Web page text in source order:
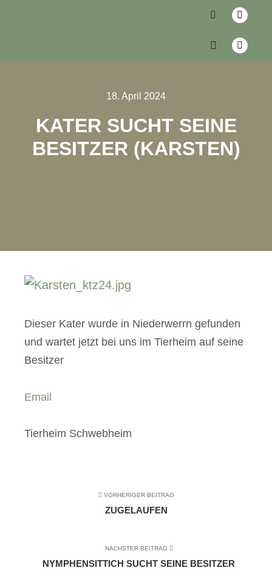
18. April 2024
KATER SUCHT SEINE
BESITZER (KARSTEN)
Dieser Kater wurde in Niederwerrn gefunden
und wartet jetzt bei uns im Tierheim auf seine
Besitzer
Email
Tierheim Schwebheim
VORHERIGER BEITRAG
ZUGELAUFEN
NÄCHSTER BEITRAG
NYMPHENSITTICH SUCHT SEINE BESITZER